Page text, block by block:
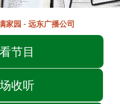
家园 - 远东广播公司
节目
收听